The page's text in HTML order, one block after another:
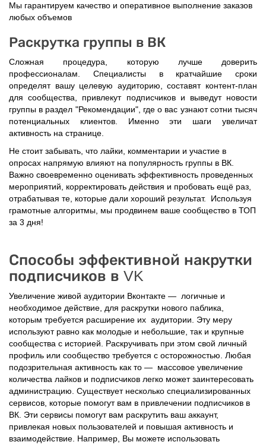
Мы гарантируем качество и оперативное выполнение заказов
любых объемов
Раскрутка группы в ВК
Сложная процедура, которую лучше доверить
профессионалам. Специалисты в кратчайшие сроки
определят вашу целевую аудиторию, составят контент-план
для сообщества, привлекут подписчиков и выведут новости
группы в раздел "Рекомендации", где о вас узнают сотни тысяч
потенциальных клиентов. Именно эти шаги увеличат
активность на странице.
Не стоит забывать, что лайки, комментарии и участие в
опросах напрямую влияют на популярность группы в ВК.
Важно своевременно оценивать эффективность проведенных
мероприятий, корректировать действия и пробовать ещё раз,
отрабатывая те, которые дали хороший результат.
Используя
грамотные алгоритмы, мы продвинем ваше сообщество в ТОП
за 3 дня!
Способы эффективной накрутки
подписчиков в VK
Увеличение живой аудитории Вконтакте — логичные и
необходимое действие, для раскрутки нового паблика,
которым требуется расширение их аудитории. Эту меру
используют равно как молодые и небольшие, так и крупные
сообщества с историей. Раскручивать при этом свой личный
профиль или сообщество требуется с осторожностью. Любая
подозрительная активность как то — массовое увеличение
количества лайков и подписчиков легко может заинтересовать
администрацию. Существует несколько специализированных
сервисов, которые помогут вам в привлечении подписчиков в
ВК. Эти сервисы помогут вам раскрутить ваш аккаунт,
привлекая новых пользователей и повышая активность и
взаимодействие. Например, Вы можете использовать